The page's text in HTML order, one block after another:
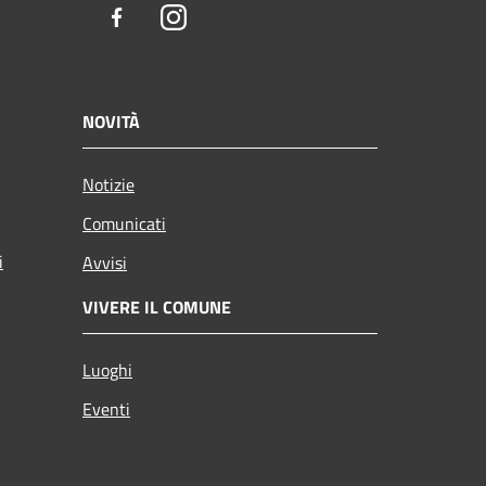
FacebookInstagram
NOVITÀ
Notizie
Comunicati
Avvisi
VIVERE IL COMUNE
Luoghi
Eventi